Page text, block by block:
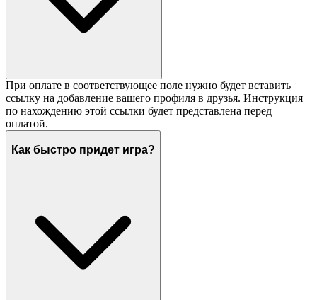
При оплате в соответствующее поле нужно будет вставить
ссылку на добавление вашего профиля в друзья. Инструкция
по нахождению этой ссылки будет представлена перед
оплатой.
Как быстро придет игра?